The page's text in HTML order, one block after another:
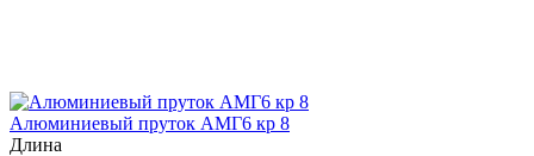
Алюминиевый пруток АМГ6 кр 8
Длина